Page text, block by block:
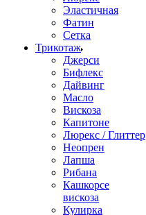
Эластичная
Фатин
Сетка
Трикотаж
Джерси
Бифлекс
Дайвинг
Масло
Вискоза
Капитоне
Люрекс / Глиттер
Неопрен
Лапша
Рибана
Кашкорсе
вискоза
Кулирка